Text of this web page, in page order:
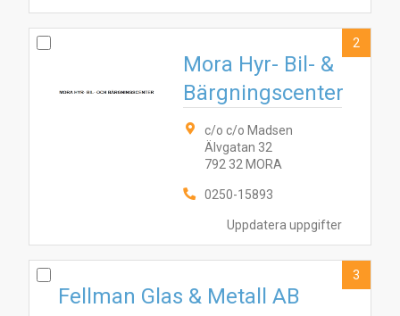
Uppdatera uppgifter
Mora Hyr- Bil- &
Bärgningscenter
c/o c/o Madsen
Älvgatan 32
792 32 MORA
0250-15893
2
Fellman Glas & Metall AB
3